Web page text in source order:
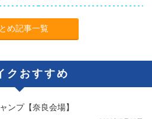
め記事一覧
クおすすめ
ンプ【奈良会場】